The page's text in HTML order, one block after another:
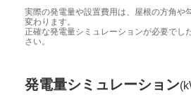
実際の発電量や設置費用は、屋根の方角や
変わります。
正確な発電量シミュレーションが必要でし
さい。
発電量シミュレーション